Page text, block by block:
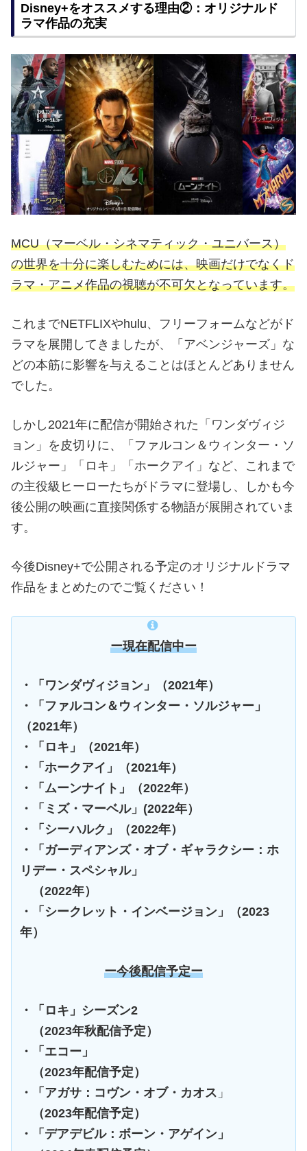
Disney+をオススメする理由②：オリジナルド
ラマ作品の充実
MCU（マーベル・シネマティック・ユニバース）
の世界を十分に楽しむためには、映画だけでなくド
ラマ・アニメ作品の視聴が不可欠となっています。
これまでNETFLIXやhulu、フリーフォームなどがド
ラマを展開してきましたが、「アベンジャーズ」な
どの本筋に影響を与えることはほとんどありません
でした。
しかし2021年に配信が開始された「ワンダヴィジ
ョン」を皮切りに、「ファルコン＆ウィンター・ソ
ルジャー」「ロキ」「ホークアイ」など、これまで
の主役級ヒーローたちがドラマに登場し、しかも今
後公開の映画に直接関係する物語が展開されていま
す。
今後Disney+で公開される予定のオリジナルドラマ
作品をまとめたのでご覧ください！
ー現在配信中ー
・「ワンダヴィジョン」（2021年）
・「ファルコン＆ウィンター・ソルジャー」
（2021年）
・「ロキ」（2021年）
・「ホークアイ」（2021年）
・「ムーンナイト」（2022年）
・「ミズ・マーベル」(2022年）
・「シーハルク」（2022年）
・「ガーディアンズ・オブ・ギャラクシー：ホ
リデー・スペシャル」
（2022年）
・「シークレット・インベージョン」（2023
年）
ー今後配信予定ー
・「ロキ」シーズン2
（2023年秋配信予定）
・「エコー」
（2023年配信予定）
・「アガサ：コヴン・オブ・カオス 」
（2023年配信予定）
・「デアデビル：ボーン・アゲイン」